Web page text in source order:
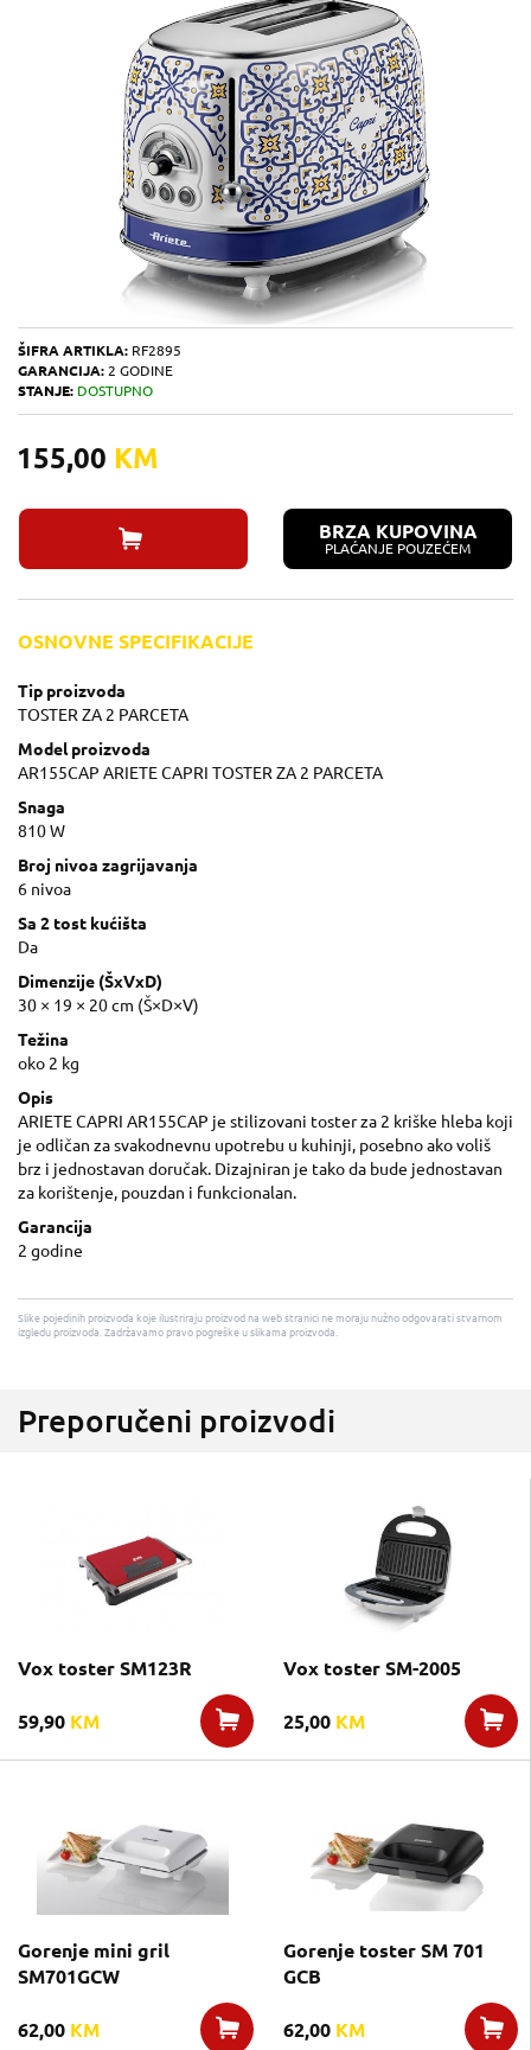
ŠIFRA ARTIKLA: RF2895
GARANCIJA: 2 GODINE
STANJE: DOSTUPNO
155,00 KM
BRZA KUPOVINA
PLAĆANJE POUZEĆEM
OSNOVNE SPECIFIKACIJE
Tip proizvoda
TOSTER ZA 2 PARCETA
Model proizvoda
AR155CAP ARIETE CAPRI TOSTER ZA 2 PARCETA
Snaga
810 W
Broj nivoa zagrijavanja
6 nivoa
Sa 2 tost kućišta
Da
Dimenzije (ŠxVxD)
30 × 19 × 20 cm (Š×D×V)
Težina
oko 2 kg
Opis
ARIETE CAPRI AR155CAP je stilizovani toster za 2 kriške hleba koji
je odličan za svakodnevnu upotrebu u kuhinji, posebno ako voliš
brz i jednostavan doručak. Dizajniran je tako da bude jednostavan
za korištenje, pouzdan i funkcionalan.
Garancija
2 godine
Slike pojedinih proizvoda koje ilustriraju proizvod na web stranici ne moraju nužno odgovarati stvarnom
izgledu proizvoda. Zadržavamo pravo pogreške u slikama proizvoda.
Preporučeni proizvodi
Vox toster SM123R
59,90 KM
Vox toster SM-2005
25,00 KM
Gorenje mini gril
SM701GCW
62,00 KM
Gorenje toster SM 701
GCB
62,00 KM